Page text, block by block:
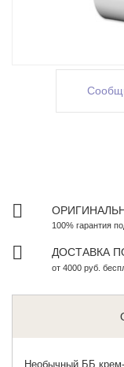
100% гарантия
ДОСТАВКА
от 4000 руб.
Необычный ББ